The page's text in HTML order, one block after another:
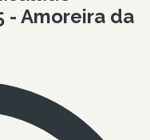
- Amoreira da